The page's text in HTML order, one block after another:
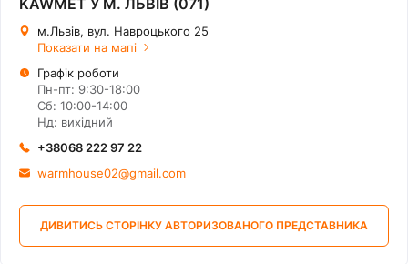
KAWMET У М. ЛЬВІВ (071)
м.Львів, вул. Навроцького 25
Показати на мапі
Графік роботи
Пн-пт: 9:30-18:00
Сб: 10:00-14:00
Нд: вихідний
+38068 222 97 22
warmhouse02@gmail.com
ДИВИТИСЬ СТОРІНКУ АВТОРИЗОВАНОГО ПРЕДСТАВНИКА